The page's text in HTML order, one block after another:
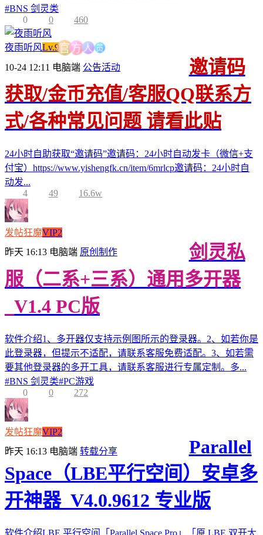
#BNS 剑灵类
0
0 460
夜雨听风Lv.9官 方人员
10-24 12:11 电脑端 公告活动
邀请码
获取/金币充值/客服QQ联系方
式/各种常见问题 请看此贴
24小时自助获取“邀请码”邀请码：24小时自动发卡（微信+支
付宝）https://www.yishengfk.cn/item/6mrlcp邀请码：24小时自
动发...
4
49 16.6w
发帖狂魔VIP2
昨天 16:13 电脑端 原创制作
剑灵私
服（二系+三系）通用多开器
_V1.4 PC版
软件介绍1、多开器仅支持示例图所示的登录器。2、如若你是
此登录器，但提示不适配，请联系客服免费适配。3、如若需
要其他登录器的多开工具，请联系客服进行专属定制。多...
#BNS 剑灵类#PC游戏
0
0 272
发帖狂魔VIP2
昨天 16:13 电脑端 转载分享
Parallel
Space（LBE平行空间）安卓多
开神器_V4.0.9612 专业版
软件介绍LBE 平行空间「Parallel Space Pro」「原 LBE 双开大